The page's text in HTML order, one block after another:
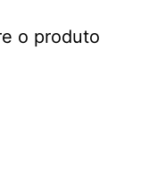
o produto